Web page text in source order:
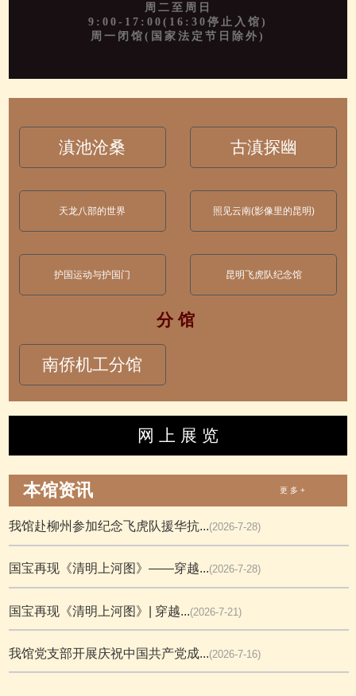
周二至周日
9:00-17:00(16:30停止入馆)
周一闭馆(国家法定节日除外)
滇池沧桑 古滇探幽
天龙八部的世界 照见云南(影像里的昆明)
护国运动与护国门 昆明飞虎队纪念馆
分 馆
南侨机工分馆
网 上 展 览
本馆资讯 更 多 +
我馆赴柳州参加纪念飞虎队援华抗...(2026-7-28)
国宝再现《清明上河图》——穿越...(2026-7-28)
国宝再现《清明上河图》| 穿越...(2026-7-21)
我馆党支部开展庆祝中国共产党成...(2026-7-16)